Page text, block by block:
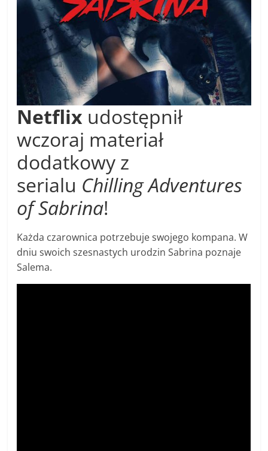
Netflix udostępnił
wczoraj materiał
dodatkowy z
serialu Chilling Adventures
of Sabrina!
Każda czarownica potrzebuje swojego kompana. W
dniu swoich szesnastych urodzin Sabrina poznaje
Salema.